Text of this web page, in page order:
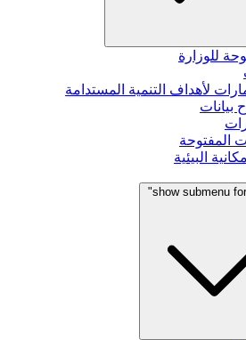
للوزارة
لأهداف التنمية المستدامة
بيانات
المفتوحة
البيئية
show submenu